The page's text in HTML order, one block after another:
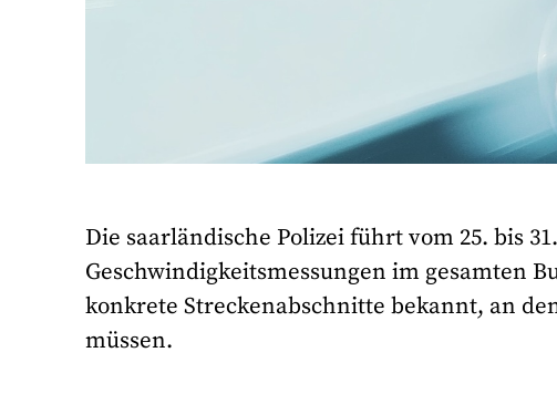
Die saarländische Polizei führt vom 25. bis
Geschwindigkeitsmessungen im gesamten
konkrete Streckenabschnitte bekannt, an
müssen.